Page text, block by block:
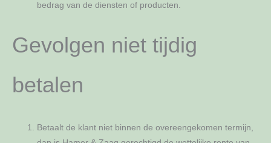
bedrag van de diensten of producten.
Gevolgen niet tijdig
betalen
Betaalt de klant niet binnen de overeengekomen termijn,